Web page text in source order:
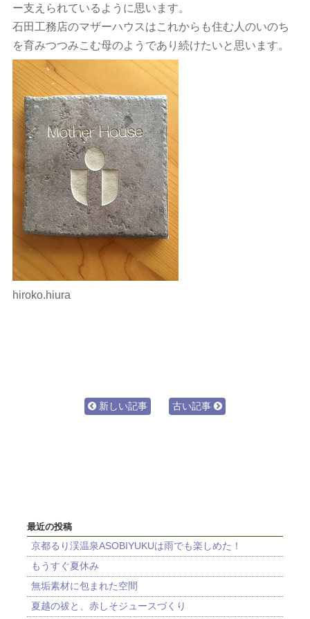
ー支えられているように思います。
石田工務店のマザーハウスはこれからも住む人のいのち
を育みつつみこむ母のようであり続けたいと思います。
hiroko.hiura
新しい記事 古い記事
最近の投稿
京都るり渓温泉ASOBIYUKUは雨でも楽しめた！
もうすぐ夏休み
無垢素材に包まれた空間
夏越の祓と、赤しそジュースづくり